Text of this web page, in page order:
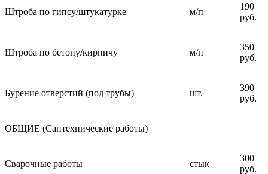
Штроба по гипсу/штукатурке м/п
190
руб.
Штроба по бетону/кирпичу м/п
350
руб.
Бурение отверстий (под трубы) шт.
390
руб.
ОБЩИЕ (Сантехнические работы)
Сварочные работы стык
300
руб.